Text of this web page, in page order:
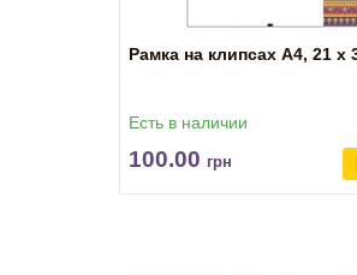
Рамка на клипсах А4, 21 х
Есть в наличии
100.00 грн